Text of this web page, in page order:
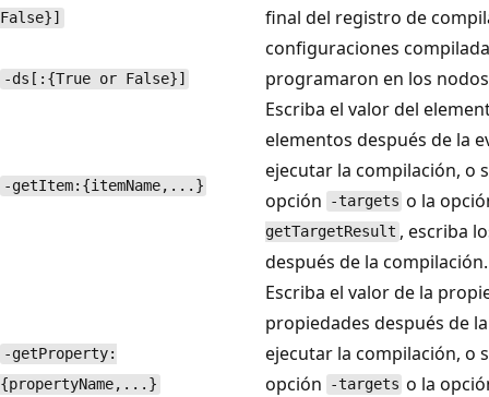
False}]
-ds[:{True or False}]
final del registro de
configuraciones
programaron en los
-getItem:{itemName,...}
Escriba el valor del
elementos después de la
ejecutar la compilación, o
opción
-targets o la
getTargetResult , escriba
después de la compilación.
-getProperty:
{propertyName,...}
Escriba el valor de la
propiedades después de
ejecutar la compilación, o
opción
-targets o la